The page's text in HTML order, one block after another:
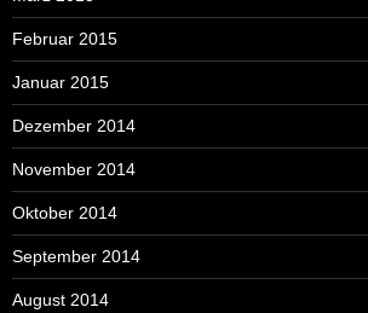
Februar 2015
Januar 2015
Dezember 2014
November 2014
Oktober 2014
September 2014
August 2014